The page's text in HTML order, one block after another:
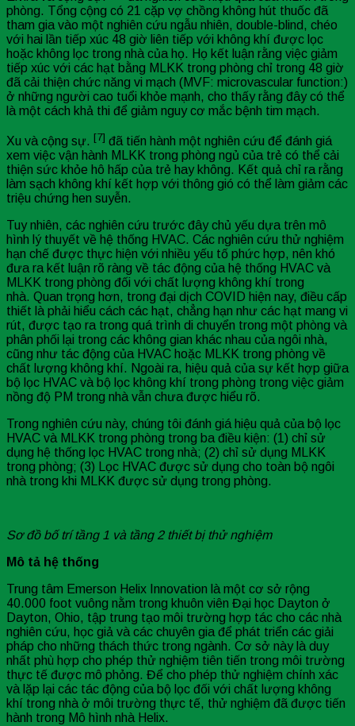
phòng. Tổng cộng có 21 cặp vợ chồng không hút thuốc đã
tham gia vào một nghiên cứu ngẫu nhiên, double-blind, chéo
với hai lần tiếp xúc 48 giờ liên tiếp với không khí được lọc
hoặc không lọc trong nhà của họ. Họ kết luận rằng việc giảm
tiếp xúc với các hạt bằng MLKK trong phòng chỉ trong 48 giờ
đã cải thiện chức năng vi mạch (MVF: microvascular function:)
ở những người cao tuổi khỏe mạnh, cho thấy rằng đây có thể
là một cách khả thi để giảm nguy cơ mắc bệnh tim mạch.
Xu và cộng sự. [7] đã tiến hành một nghiên cứu để đánh giá
xem việc vận hành MLKK trong phòng ngủ của trẻ có thể cải
thiện sức khỏe hô hấp của trẻ hay không. Kết quả chỉ ra rằng
làm sạch không khí kết hợp với thông gió có thể làm giảm các
triệu chứng hen suyễn.
Tuy nhiên, các nghiên cứu trước đây chủ yếu dựa trên mô
hình lý thuyết về hệ thống HVAC. Các nghiên cứu thử nghiệm
hạn chế được thực hiện với nhiều yếu tố phức hợp, nên khó
đưa ra kết luận rõ ràng về tác động của hệ thống HVAC và
MLKK trong phòng đối với chất lượng không khí trong
nhà. Quan trọng hơn, trong đại dịch COVID hiện nay, điều cấp
thiết là phải hiểu cách các hạt, chẳng hạn như các hạt mang vi
rút, được tạo ra trong quá trình di chuyển trong một phòng và
phân phối lại trong các không gian khác nhau của ngôi nhà,
cũng như tác động của HVAC hoặc MLKK trong phòng về
chất lượng không khí. Ngoài ra, hiệu quả của sự kết hợp giữa
bộ lọc HVAC và bộ lọc không khí trong phòng trong việc giảm
nồng độ PM trong nhà vẫn chưa được hiểu rõ.
Trong nghiên cứu này, chúng tôi đánh giá hiệu quả của bộ lọc
HVAC và MLKK trong phòng trong ba điều kiện: (1) chỉ sử
dụng hệ thống lọc HVAC trong nhà; (2) chỉ sử dụng MLKK
trong phòng; (3) Lọc HVAC được sử dụng cho toàn bộ ngôi
nhà trong khi MLKK được sử dụng trong phòng.
Sơ đồ bố trí tầng 1 và tầng 2 thiết bị thử nghiệm
Mô tả hệ thống
Trung tâm Emerson Helix Innovation là một cơ sở rộng
40.000 foot vuông nằm trong khuôn viên Đại học Dayton ở
Dayton, Ohio, tập trung tạo môi trường hợp tác cho các nhà
nghiên cứu, học giả và các chuyên gia để phát triển các giải
pháp cho những thách thức trong ngành. Cơ sở này là duy
nhất phù hợp cho phép thử nghiệm tiên tiến trong môi trường
thực tế được mô phỏng. Để cho phép thử nghiệm chính xác
và lặp lại các tác động của bộ lọc đối với chất lượng không
khí trong nhà ở môi trường thực tế, thử nghiệm đã được tiến
hành trong Mô hình nhà Helix.